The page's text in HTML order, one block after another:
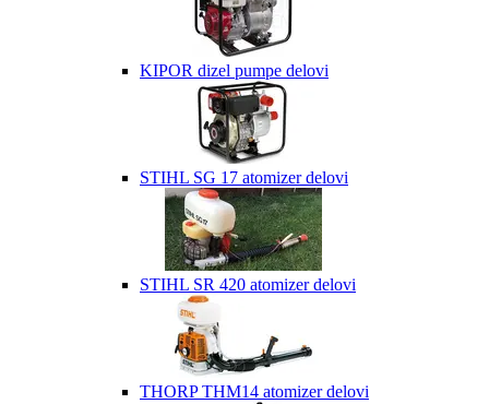
KIPOR dizel pumpe delovi
STIHL SG 17 atomizer delovi
STIHL SR 420 atomizer delovi
THORP THM14 atomizer delovi